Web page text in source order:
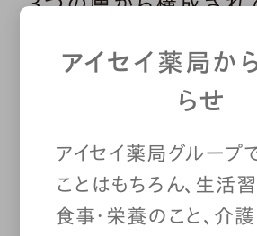
には水分の蒸発を防
油層が減少する
きやすくなってしまい
アイセイ薬局か
らせ
アイセイ薬局グループ
ことはもちろん、生活習
食事・栄養のこと、介